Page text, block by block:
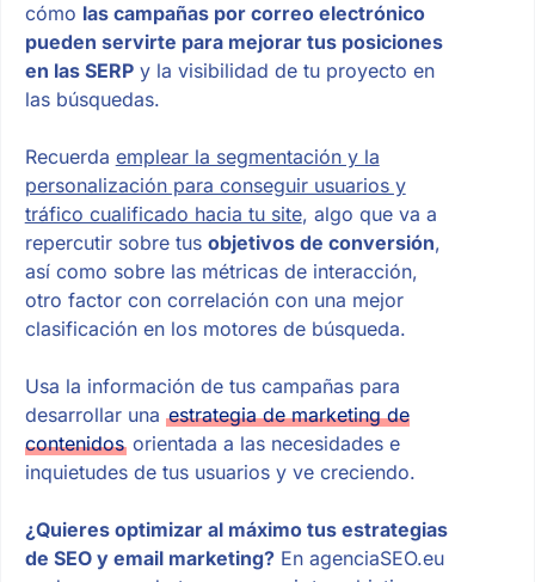
cómo las campañas por correo electrónico
pueden servirte para mejorar tus posiciones
en las SERPy la visibilidad de tu proyecto en
las búsquedas.
Recuerda emplear la segmentación y la
personalización para conseguir usuarios y
tráfico cualificado hacia tu site, algo que va a
repercutir sobre tus objetivos de conversión,
así como sobre las métricas de interacción,
otro factor con correlación con una mejor
clasificación en los motores de búsqueda.
Usa la información de tus campañas para
desarrollar una estrategia de marketing de
contenidosorientada a las necesidades e
inquietudes de tus usuarios y ve creciendo.
¿Quieres optimizar al máximo tus estrategias
de SEO y email marketing?En agenciaSEO.eu